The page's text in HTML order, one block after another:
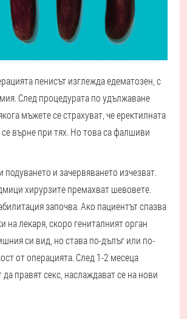
пенисът изглежда едематозен, с
След процедурата по удължаване
мъжете се страхуват, че еректилната
върне при тях. Но това са фалшиви
подуването и зачервяването изчезват.
хирурзите премахват шевовете.
започва. Ако пациентът спазва
на лекаря, скоро гениталният орган
си вид, но става по-дълъг или по-
от операцията. След 1-2 месеца
правят секс, наслаждават се на нови